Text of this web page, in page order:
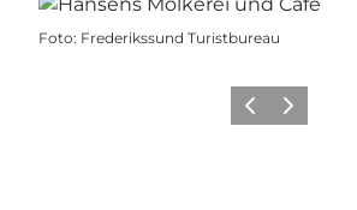
Foto: Frederikssund Turistbureau
Vorherige Folie
Nächste